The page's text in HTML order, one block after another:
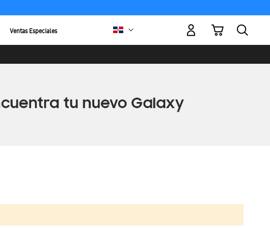
Ventas Especiales Mi carrito